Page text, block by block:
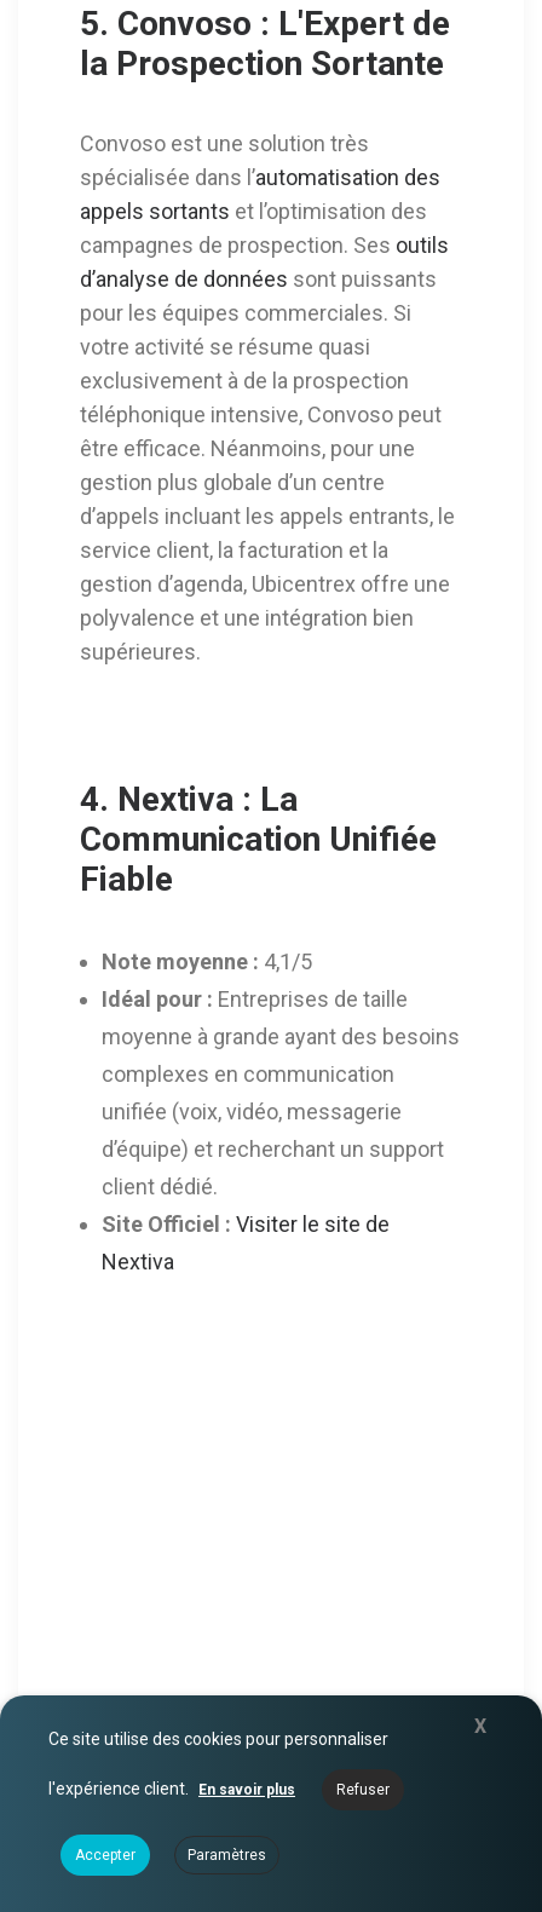
5. Convoso : L'Expert de
la Prospection Sortante
Convoso est une solution très
spécialisée dans l’automatisation des
appels sortants et l’optimisation des
campagnes de prospection. Ses outils
d’analyse de données sont puissants
pour les équipes commerciales. Si
votre activité se résume quasi
exclusivement à de la prospection
téléphonique intensive, Convoso peut
être efficace. Néanmoins, pour une
gestion plus globale d’un centre
d’appels incluant les appels entrants, le
service client, la facturation et la
gestion d’agenda, Ubicentrex offre une
polyvalence et une intégration bien
supérieures.
4. Nextiva : La
Communication Unifiée
Fiable
Note moyenne : 4,1/5
Idéal pour : Entreprises de taille
moyenne à grande ayant des besoins
complexes en communication
unifiée (voix, vidéo, messagerie
d’équipe) et recherchant un support
client dédié.
Site Officiel : Visiter le site de
Nextiva
X
Ce site utilise des cookies pour personnaliser
l'expérience client. En savoir plus Refuser
Accepter Paramètres